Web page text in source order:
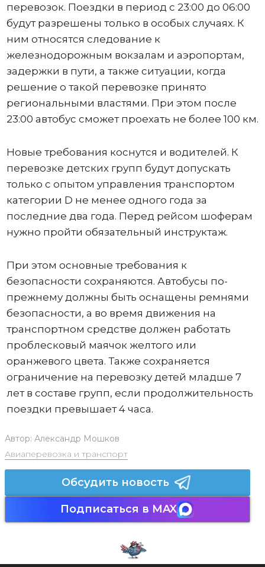
перевозок. Поездки в период с 23:00 до 06:00
будут разрешены только в особых случаях. К
ним относятся следование к
железнодорожным вокзалам и аэропортам,
задержки в пути, а также ситуации, когда
решение о такой перевозке принято
региональными властями. При этом после
23:00 автобус сможет проехать не более 100 км.
Новые требования коснутся и водителей. К
перевозке детских групп будут допускать
только с опытом управления транспортом
категории D не менее одного года за
последние два года. Перед рейсом шоферам
нужно пройти обязательный инструктаж.
При этом основные требования к
безопасности сохраняются. Автобусы по-
прежнему должны быть оснащены ремнями
безопасности, а во время движения на
транспортном средстве должен работать
проблесковый маячок желтого или
оранжевого цвета. Также сохраняется
ограничение на перевозку детей младше 7
лет в составе групп, если продолжительность
поездки превышает 4 часа.
Автор: Александр Мошков
Авиаперевозка и транспорт
Обсудить новость
Подписаться в MAX